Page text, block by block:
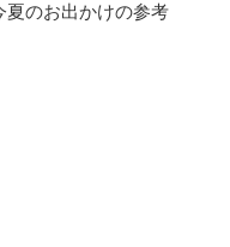
夏のお出かけの参考